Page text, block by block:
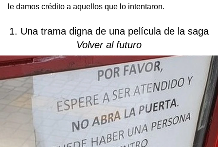
le damos crédito a aquellos que lo intentaron.
1. Una trama digna de una película de la saga
Volver al futuro